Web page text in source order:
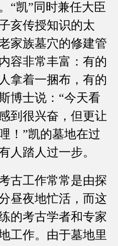
“凯”同时兼任大臣
亥传授知识的太
家族墓穴的修建管
容非常丰富：有的
拿着一捆布，有的
博士说：“今天看
到很兴奋，但更让
！”凯的墓地在过
人踏人过一步。
工作常常是由探
昼夜地忙活，而这
的考古学者和专家
工作。由于墓地里